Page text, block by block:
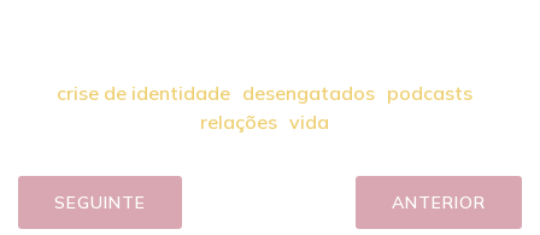
crise de identidade desengatados podcasts
relações vida
SEGUINTE ANTERIOR